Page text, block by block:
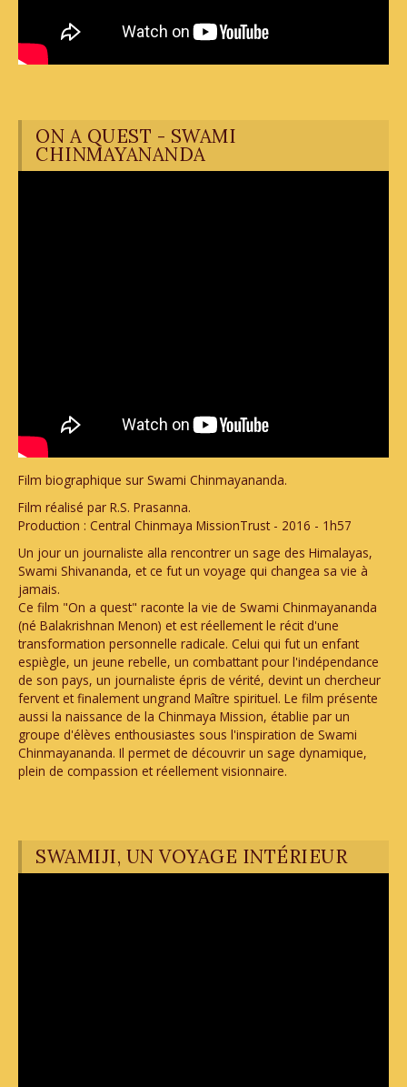
ON A QUEST - SWAMI
CHINMAYANANDA
Film biographique sur Swami Chinmayananda.
Film réalisé par R.S. Prasanna.
Production : Central Chinmaya MissionTrust - 2016 - 1h57
Un jour un journaliste alla rencontrer un sage des Himalayas,
Swami Shivananda, et ce fut un voyage qui changea sa vie à
jamais.
Ce film "On a quest" raconte la vie de Swami Chinmayananda
(né Balakrishnan Menon) et est réellement le récit d'une
transformation personnelle radicale. Celui qui fut un enfant
espiègle, un jeune rebelle, un combattant pour l'indépendance
de son pays, un journaliste épris de vérité, devint un chercheur
fervent et finalement ungrand Maître spirituel. Le film présente
aussi la naissance de la Chinmaya Mission, établie par un
groupe d'élèves enthousiastes sous l'inspiration de Swami
Chinmayananda. Il permet de découvrir un sage dynamique,
plein de compassion et réellement visionnaire.
SWAMIJI, UN VOYAGE INTÉRIEUR